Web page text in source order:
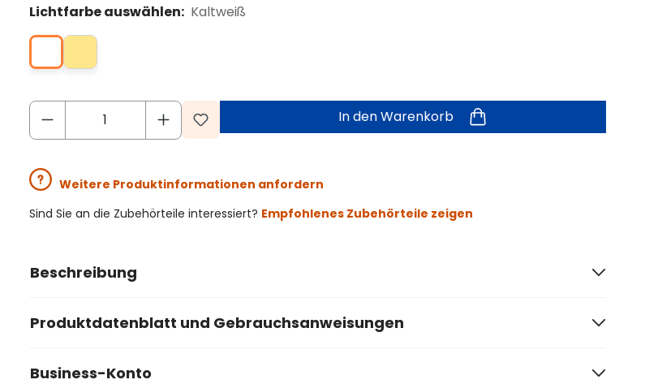
Lichtfarbe auswählen: Kaltweiß
In den Warenkorb
Weitere Produktinformationen anfordern
Sind Sie an die Zubehörteile interessiert? Empfohlenes Zubehörteile zeigen
Beschreibung
Produktdatenblatt und Gebrauchsanweisungen
Business-Konto